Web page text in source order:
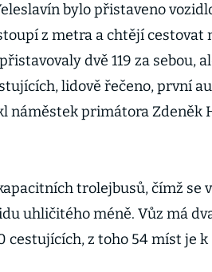
bylo přistaveno
z metra a chtějí cestovat
dvě 119 za sebou,
lidově řečeno, první
náměstek primátora Zdeněk
trolejbusů, čímž se
uhličitého méně. Vůz má
cestujících, z toho 54 míst je k